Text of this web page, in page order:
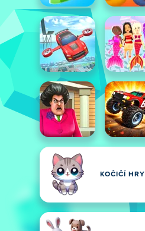
KOČIČÍ HRY